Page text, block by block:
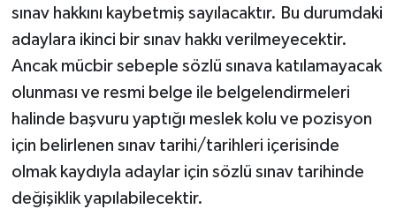
sınav hakkını kaybetmiş sayılacaktır. Bu durumdaki
adaylara ikinci bir sınav hakkı verilmeyecektir.
Ancak mücbir sebeple sözlü sınava katılamayacak
olunması ve resmi belge ile belgelendirmeleri
halinde başvuru yaptığı meslek kolu ve pozisyon
için belirlenen sınav tarihi/tarihleri içerisinde
olmak kaydıyla adaylar için sözlü sınav tarihinde
değişiklik yapılabilecektir.